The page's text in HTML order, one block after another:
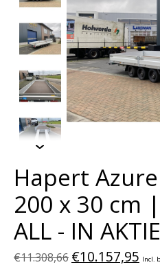
Hapert
200 x 30 cm
ALL - IN
€11.308,66 €10.157,95 Incl.